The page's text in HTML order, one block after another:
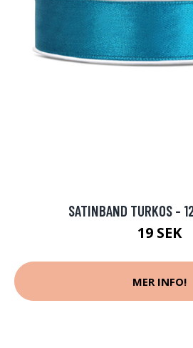
SATINBAND TURKOS -
19 SEK
MER INFO!